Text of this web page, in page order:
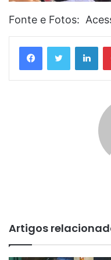
Fonte e Fotos:
Artigos